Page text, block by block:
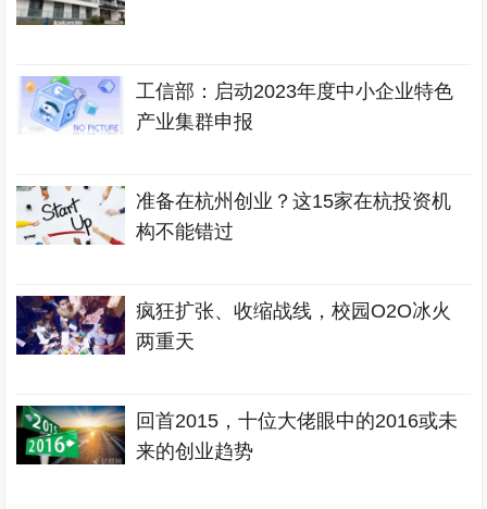
工信部：启动2023年度中小企业特色
产业集群申报
准备在杭州创业？这15家在杭投资机
构不能错过
疯狂扩张、收缩战线，校园O2O冰火
两重天
回首2015，十位大佬眼中的2016或未
来的创业趋势